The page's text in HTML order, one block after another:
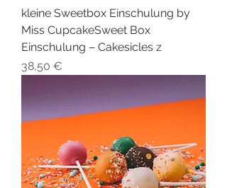
kleine Sweetbox Einschulung by
Miss CupcakeSweet Box
Einschulung – Cakesicles z
Preis
38,50 €